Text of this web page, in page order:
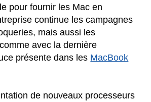
pour fournir les Mac en
continue les campagnes
mais aussi les
comme avec la dernière
présente dans les MacBook
de nouveaux processeurs